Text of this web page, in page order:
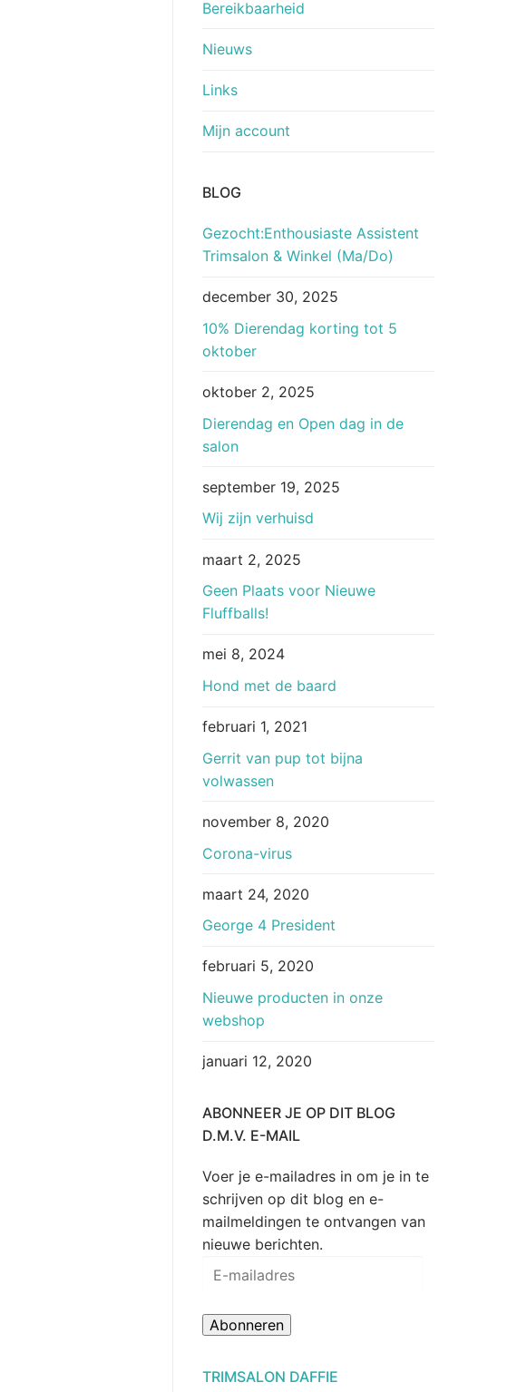
Bereikbaarheid
Nieuws
Links
Mijn account
BLOG
Gezocht:Enthousiaste Assistent
Trimsalon & Winkel (Ma/Do)
december 30, 2025
10% Dierendag korting tot 5
oktober
oktober 2, 2025
Dierendag en Open dag in de
salon
september 19, 2025
Wij zijn verhuisd
maart 2, 2025
Geen Plaats voor Nieuwe
Fluffballs!
mei 8, 2024
Hond met de baard
februari 1, 2021
Gerrit van pup tot bijna
volwassen
november 8, 2020
Corona-virus
maart 24, 2020
George 4 President
februari 5, 2020
Nieuwe producten in onze
webshop
januari 12, 2020
ABONNEER JE OP DIT BLOG
D.M.V. E-MAIL
Voer je e-mailadres in om je in te
schrijven op dit blog en e-
mailmeldingen te ontvangen van
nieuwe berichten.
E-
Abonneren
TRIMSALON DAFFIE